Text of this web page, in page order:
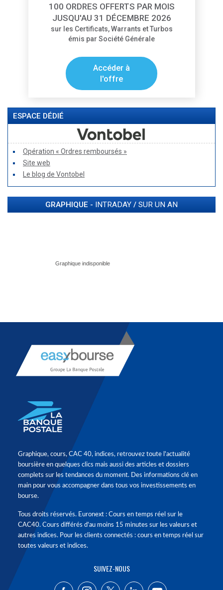
100 ORDRES OFFERTS PAR MOIS
JUSQU'AU 31 DÉCEMBRE 2026
sur les Certificats, Warrants et Turbos
émis par Société Générale
Accéder à
l'offre
ESPACE DÉDIÉ
Opération « Ordres remboursés »
Site web
Le blog de Vontobel
GRAPHIQUE - INTRADAY / SUR UN AN
Graphique, cours, CAC 40, indices, retrouvez toute l'actualité
boursière en quelques clics mais aussi des articles et dossiers
complets sur les tendances du moment. Des informations clé en
main pour vous accompagner dans tous vos investissements en
bourse.
Tous droits réservés. Euronext : Cours en temps réel sur le
CAC40. Cours différés d'au moins 15 minutes sur les valeurs et
autres indices. Pour les clients connectés : cours en temps réel sur
toutes valeurs et indices.
SUIVEZ-NOUS